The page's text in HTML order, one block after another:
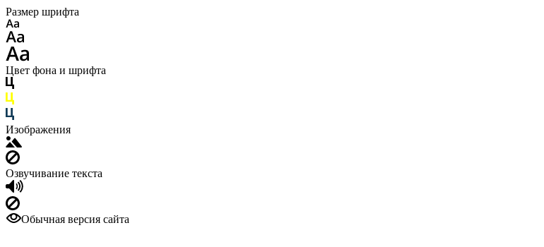
Размер шрифта
Цвет фона и шрифта
Изображения
Озвучивание текста
Обычная версия сайта